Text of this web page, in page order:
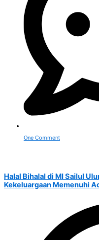
One Comment
Halal Bihalal di MI Sailul
Kekeluargaan Memenuhi